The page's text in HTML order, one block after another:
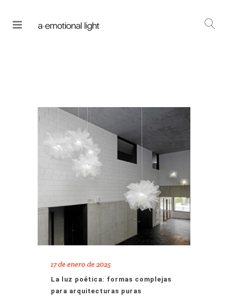
17 de enero de 2025
La luz poética: formas complejas
para arquitecturas puras